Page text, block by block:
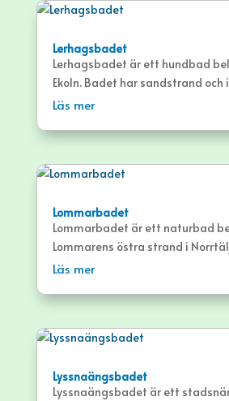
Lerhagsbadet
Lerhagsbadet är ett hundbad
Ekoln. Badet har sandstrand och
gräsyta.
Läs mer
Lommarbadet
Lommarbadet är ett naturbad
Lommarens östra strand i
bjuder på bland annat på
finns.
Läs mer
Lyssnaängsbadet
Lyssnaängsbadet är ett